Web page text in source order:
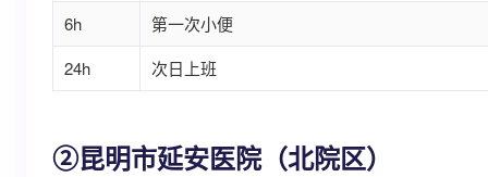
6h
第一次小便
24h
次日上班
②昆明市延安医院（北院区）